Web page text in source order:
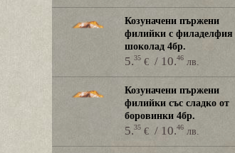
Козуначени пържени
филийки с филаделфия
шоколад 4бр.
5.35 €/ 10.46 лв.
Козуначени пържени
филийки със сладко от
боровинки 4бр.
5.35 €/ 10.46 лв.